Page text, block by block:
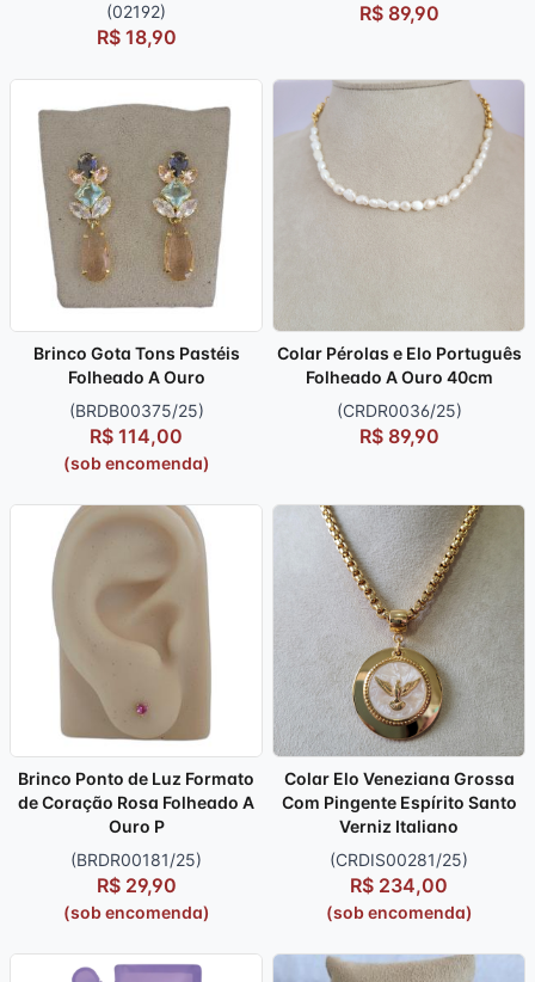
(02192)
R$ 18,90
R$ 89,90
Brinco Gota Tons Pastéis
Folheado A Ouro
(BRDB00375/25)
R$ 114,00
(sob encomenda)
Colar Pérolas e Elo Português
Folheado A Ouro 40cm
(CRDR0036/25)
R$ 89,90
Brinco Ponto de Luz Formato
de Coração Rosa Folheado A
Ouro P
(BRDR00181/25)
R$ 29,90
(sob encomenda)
Colar Elo Veneziana Grossa
Com Pingente Espírito Santo
Verniz Italiano
(CRDIS00281/25)
R$ 234,00
(sob encomenda)